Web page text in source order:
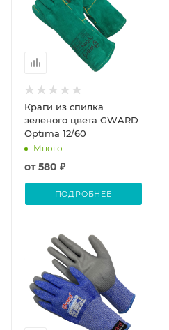
Краги из спилка
зеленого цвета GWARD
Optima 12/60
Много
от580 ₽
ПОДРОБНЕЕ